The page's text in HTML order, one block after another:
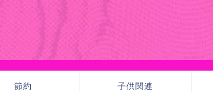
節約 子供関連